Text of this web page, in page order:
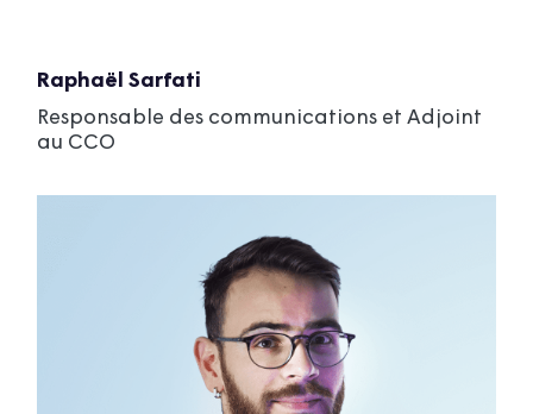
Raphaël Sarfati
Responsable des communications et Adjoint
au CCO